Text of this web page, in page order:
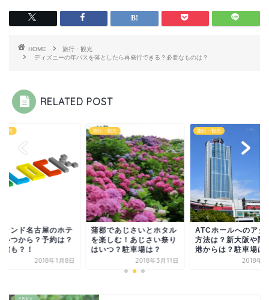
HOME
旅行・観光
ディズニーの年パスを落としたら再発行できる？必要なものは？
RELATED POST
観光
ランド名古屋のホテ
いつから？予約は？
館も？！
2018年1月8日
旅行・観光
蒲郡であじさいとホタル
を楽しむ！あじさい祭り
はいつ？駐車場は？
2018年3月11日
旅行・観光
ATCホールへのアク
方法は？新大阪や関
港からは？駐車場は
2018年3